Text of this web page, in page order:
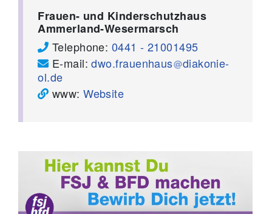
Frauen- und Kinderschutzhaus
Ammerland-Wesermarsch
Telephone: 0441 - 21001495
E-mail:dwo.frauenhaus
diakonie-
ol.de
www:Website